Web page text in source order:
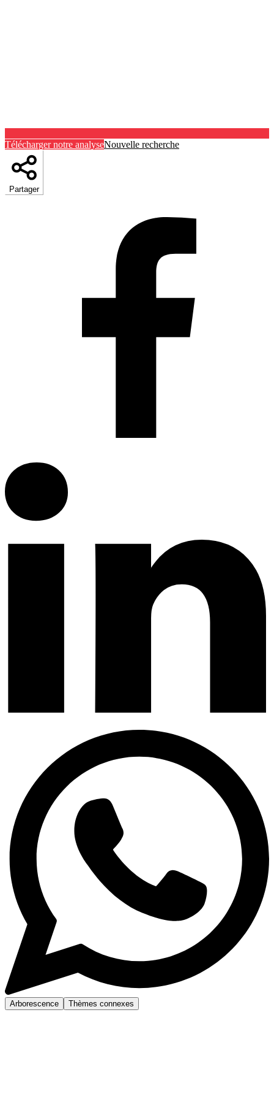
Télécharger notre analyseNouvelle recherche
Partager
Arborescence Thèmes connexes